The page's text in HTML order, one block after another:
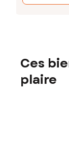
Ces
plaire